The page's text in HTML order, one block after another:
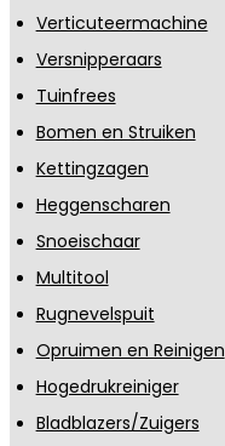
Verticuteermachine
Versnipperaars
Tuinfrees
Bomen en Struiken
Kettingzagen
Heggenscharen
Snoeischaar
Multitool
Rugnevelspuit
Opruimen en Reinigen
Hogedrukreiniger
Bladblazers/Zuigers